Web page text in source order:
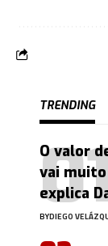
TRENDING
O valor
vai
explica
BYDIEGO